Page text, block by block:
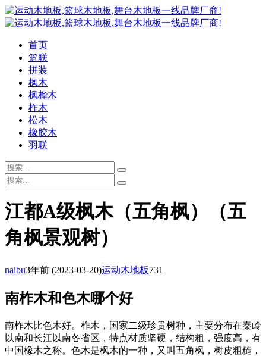
首页
篮联
拼装
枫木
枫桦木
柞木
松木
橡胶木
羽联
江都A级枫木（五角枫）（五
角枫景观树）
naibu3年前 (2023-03-20)运动木地板731
南柞木和色木哪个好
南柞木比色木好。柞木，国家二级珍贵树种，主要分布在秦岭
以南和长江以南各省区，特点材质坚硬，结构粗，强度高，有
中国橡木之称。色木是枫木的一种，又叫五角枫，树皮粗糙，